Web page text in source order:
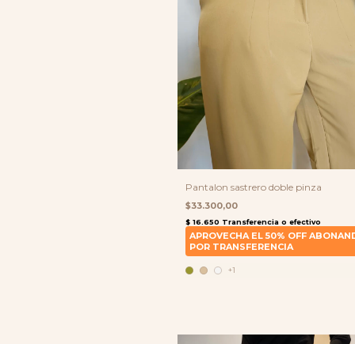
Pantalon sastrero doble pinza
$33.300,00
+1